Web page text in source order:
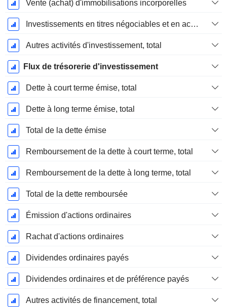
Vente (achat) d'immobilisations incorporelles
Investissements en titres négociables et en actions, total
Autres activités d'investissement, total
Flux de trésorerie d'investissement
Dette à court terme émise, total
Dette à long terme émise, total
Total de la dette émise
Remboursement de la dette à court terme, total
Remboursement de la dette à long terme, total
Total de la dette remboursée
Émission d'actions ordinaires
Rachat d'actions ordinaires
Dividendes ordinaires payés
Dividendes ordinaires et de préférence payés
Autres activités de financement, total